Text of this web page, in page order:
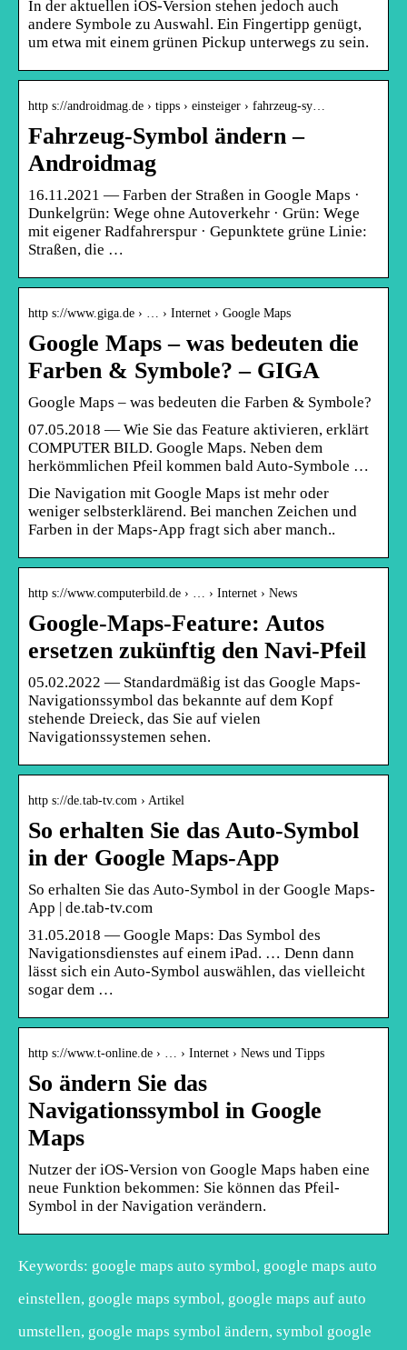
In der aktuellen iOS-Version stehen jedoch auch
andere Symbole zu Auswahl. Ein Fingertipp genügt,
um etwa mit einem grünen Pickup unterwegs zu sein.
http s://androidmag.de › tipps › einsteiger › fahrzeug-sy…
Fahrzeug-Symbol ändern –
Androidmag
16.11.2021 — Farben der Straßen in Google Maps ·
Dunkelgrün: Wege ohne Autoverkehr · Grün: Wege
mit eigener Radfahrerspur · Gepunktete grüne Linie:
Straßen, die …
http s://www.giga.de › … › Internet › Google Maps
Google Maps – was bedeuten die
Farben & Symbole? – GIGA
Google Maps – was bedeuten die Farben & Symbole?
07.05.2018 — Wie Sie das Feature aktivieren, erklärt
COMPUTER BILD. Google Maps. Neben dem
herkömmlichen Pfeil kommen bald Auto-Symbole …
Die Navigation mit Google Maps ist mehr oder
weniger selbsterklärend. Bei manchen Zeichen und
Farben in der Maps-App fragt sich aber manch..
http s://www.computerbild.de › … › Internet › News
Google-Maps-Feature: Autos
ersetzen zukünftig den Navi-Pfeil
05.02.2022 — Standardmäßig ist das Google Maps-
Navigationssymbol das bekannte auf dem Kopf
stehende Dreieck, das Sie auf vielen
Navigationssystemen sehen.
http s://de.tab-tv.com › Artikel
So erhalten Sie das Auto-Symbol
in der Google Maps-App
So erhalten Sie das Auto-Symbol in der Google Maps-
App | de.tab-tv.com
31.05.2018 — Google Maps: Das Symbol des
Navigationsdienstes auf einem iPad. … Denn dann
lässt sich ein Auto-Symbol auswählen, das vielleicht
sogar dem …
http s://www.t-online.de › … › Internet › News und Tipps
So ändern Sie das
Navigationssymbol in Google
Maps
Nutzer der iOS-Version von Google Maps haben eine
neue Funktion bekommen: Sie können das Pfeil-
Symbol in der Navigation verändern.
Keywords: google maps auto symbol, google maps auto
einstellen, google maps symbol, google maps auf auto
umstellen, google maps symbol ändern, symbol google